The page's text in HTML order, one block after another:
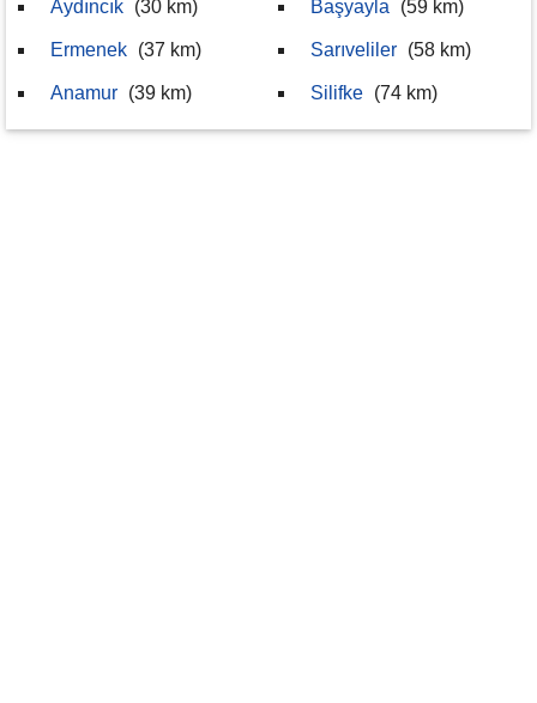
Aydıncık (30 km)
Ermenek (37 km)
Anamur (39 km)
Başyayla (59 km)
Sarıveliler (58 km)
Silifke (74 km)